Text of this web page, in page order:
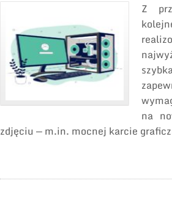
Z
na
zdjęciu — m.in. mocnej karcie